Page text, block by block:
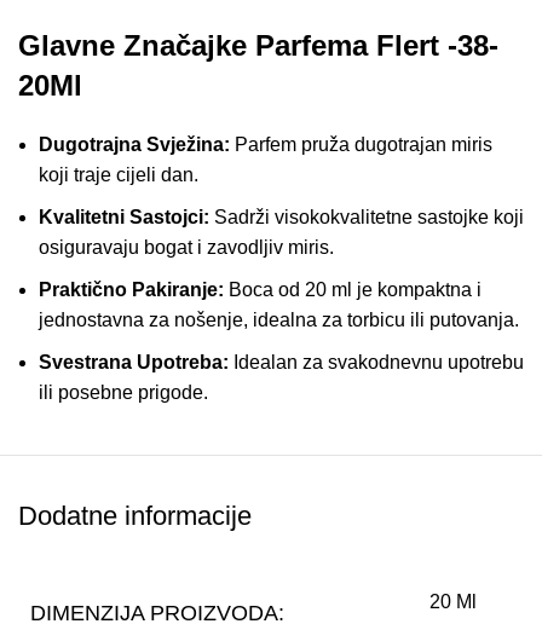
Glavne Značajke Parfema Flert -38-
20Ml
Dugotrajna Svježina: Parfem pruža dugotrajan miris
koji traje cijeli dan.
Kvalitetni Sastojci: Sadrži visokokvalitetne sastojke koji
osiguravaju bogat i zavodljiv miris.
Praktično Pakiranje: Boca od 20 ml je kompaktna i
jednostavna za nošenje, idealna za torbicu ili putovanja.
Svestrana Upotreba: Idealan za svakodnevnu upotrebu
ili posebne prigode.
Prednosti Korištenja Parfema Flert
Dodatne informacije
DIMENZIJA PROIZVODA: 20 Ml